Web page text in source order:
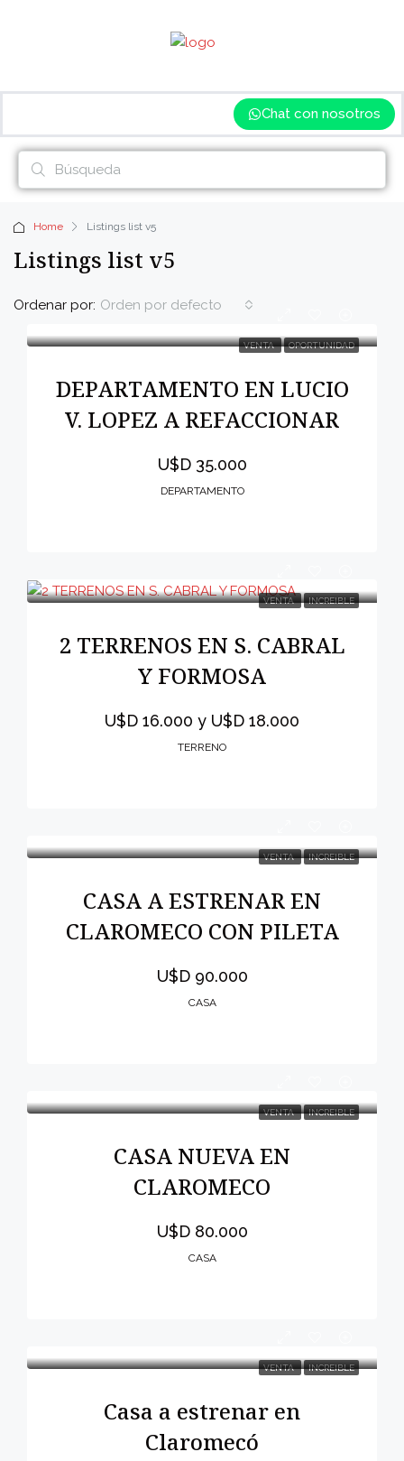
Chat con nosotros
Home Listings list v5
Listings list v5
Ordenar por: Orden por defecto
VENTA OPORTUNIDAD
DEPARTAMENTO EN LUCIO
V. LOPEZ A REFACCIONAR
U$D 35.000
DEPARTAMENTO
VENTA INCREIBLE
2 TERRENOS EN S. CABRAL
Y FORMOSA
U$D 16.000 y U$D 18.000
TERRENO
VENTA INCREIBLE
CASA A ESTRENAR EN
CLAROMECO CON PILETA
U$D 90.000
CASA
VENTA INCREIBLE
CASA NUEVA EN
CLAROMECO
U$D 80.000
CASA
VENTA INCREIBLE
Casa a estrenar en
Claromecó